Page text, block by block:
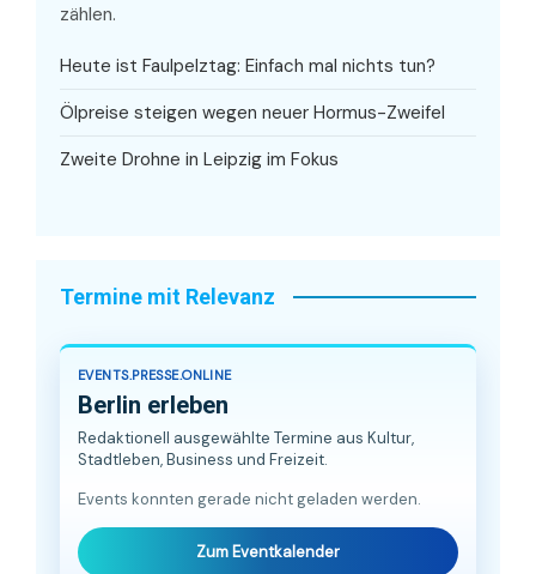
zählen.
Heute ist Faulpelztag: Einfach mal nichts tun?
Ölpreise steigen wegen neuer Hormus-Zweifel
Zweite Drohne in Leipzig im Fokus
Termine mit Relevanz
EVENTS.PRESSE.ONLINE
Berlin erleben
Redaktionell ausgewählte Termine aus Kultur,
Stadtleben, Business und Freizeit.
Events konnten gerade nicht geladen werden.
Zum Eventkalender